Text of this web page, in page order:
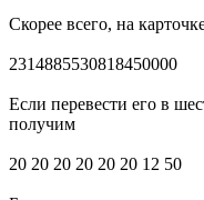
Скорее всего, на
2314885530818450000
Если перевести его в
получим
20 20 20 20 20 20 12 50